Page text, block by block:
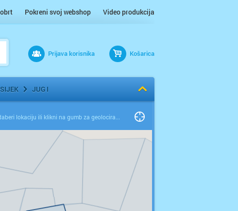
Pokreni svoj webshop Video produkcija
Prijava korisnika Košarica
JUG I